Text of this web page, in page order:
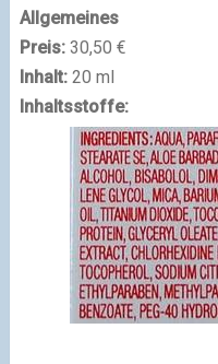
Allgemeines
Preis:30,50 €
Inhalt:20 ml
Inhaltsstoffe: